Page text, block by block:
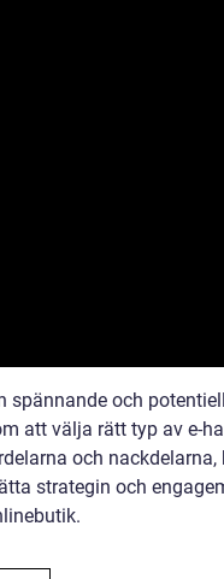
spännande och
att välja rätt typ av e-
och nackdelarna,
strategin och